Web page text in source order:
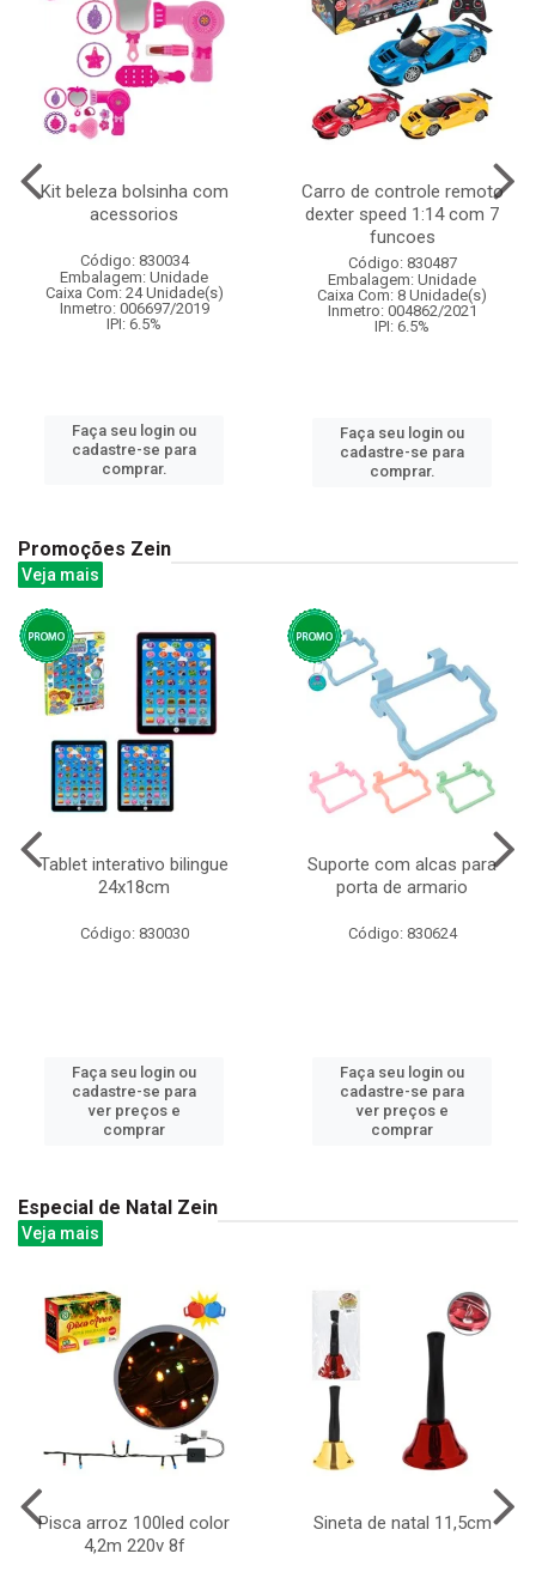
Kit beleza bolsinha com
acessorios
Código: 830034
Embalagem: Unidade
Caixa Com: 24 Unidade(s)
Inmetro: 006697/2019
IPI: 6.5%
Faça seu login ou
cadastre-se para
comprar.
Carro de controle remoto
dexter speed 1:14 com 7
funcoes
Código: 830487
Embalagem: Unidade
Caixa Com: 8 Unidade(s)
Inmetro: 004862/2021
IPI: 6.5%
Faça seu login ou
cadastre-se para
comprar.
Promoções Zein
Veja mais
Tablet interativo bilingue
24x18cm
Código: 830030
Faça seu login ou
cadastre-se para
ver preços e
comprar
Suporte com alcas para
porta de armario
Código: 830624
Faça seu login ou
cadastre-se para
ver preços e
comprar
Especial de Natal Zein
Veja mais
Pisca arroz 100led color
4,2m 220v 8f
Sineta de natal 11,5cm